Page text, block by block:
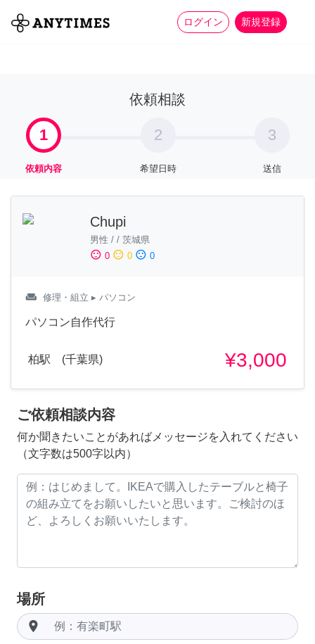
ログイン 新規登録
全て 家事 more_horiz
依頼相談
1
依頼内容
2
希望日時
3
送信
Chupi
男性 / / 茨城県
sentiment_satisfied 0 sentiment_neutral 0 sentiment_dissatisfied 0
weekend 修理・組立 ▸ パソコン
パソコン自作代行
柏駅 (千葉県) ¥3,000
ご依頼相談内容
何か聞きたいことがあればメッセージを入れてください
（文字数は500字以内）
場所
room